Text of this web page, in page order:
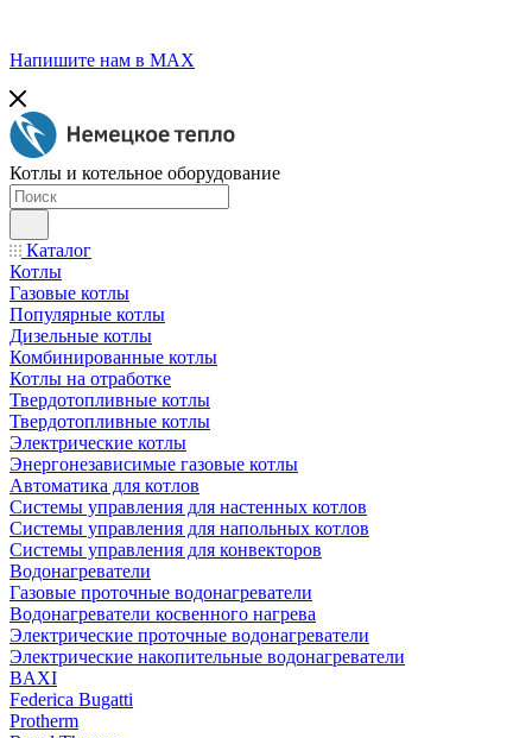
Напишите нам в МАХ
Котлы и котельное оборудование
Каталог
Котлы
Газовые котлы
Популярные котлы
Дизельные котлы
Комбинированные котлы
Котлы на отработке
Твердотопливные котлы
Твердотопливные котлы
Электрические котлы
Энергонезависимые газовые котлы
Автоматика для котлов
Системы управления для настенных котлов
Системы управления для напольных котлов
Системы управления для конвекторов
Водонагреватели
Газовые проточные водонагреватели
Водонагреватели косвенного нагрева
Электрические проточные водонагреватели
Электрические накопительные водонагреватели
BAXI
Federica Bugatti
Protherm